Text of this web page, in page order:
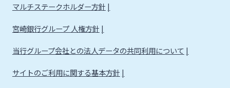
マルチステークホルダー方針
宮崎銀行グループ 人権方針
当行グループ会社との法人データの共同利用について
サイトのご利用に関する基本方針